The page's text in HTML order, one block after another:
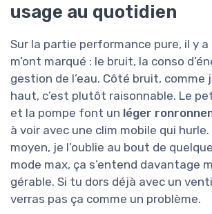
usage au quotidien
Sur la partie performance pure, il y
m’ont marqué : le bruit, la conso
gestion de l’eau. Côté bruit, comme
haut, c’est plutôt raisonnable. Le
et la pompe font un léger
à voir avec une clim mobile qui hurle.
moyen, je l’oublie au bout de
mode max, ça s’entend davantage
gérable. Si tu dors déjà avec un
verras pas ça comme un problème.